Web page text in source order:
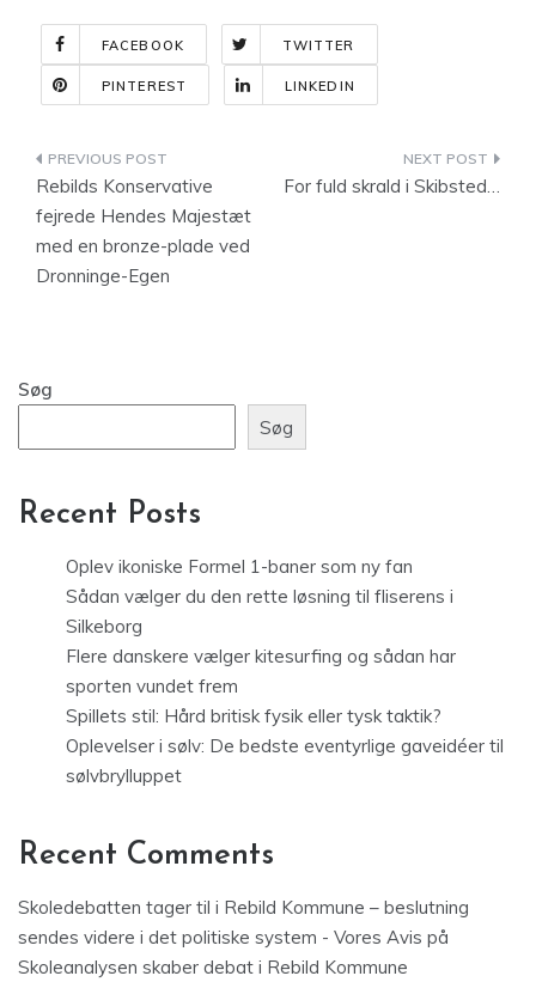
FACEBOOK TWITTER
PINTEREST LINKEDIN
Indlægsnavigation
Rebilds Konservative
fejrede Hendes Majestæt
med en bronze-plade ved
Dronninge-Egen
For fuld skrald i Skibsted…
Søg
Søg
Recent Posts
Oplev ikoniske Formel 1-baner som ny fan
Sådan vælger du den rette løsning til fliserens i
Silkeborg
Flere danskere vælger kitesurfing og sådan har
sporten vundet frem
Spillets stil: Hård britisk fysik eller tysk taktik?
Oplevelser i sølv: De bedste eventyrlige gaveidéer til
sølvbrylluppet
Recent Comments
Skoledebatten tager til i Rebild Kommune – beslutning
sendes videre i det politiske system - Vores Avis på
Skoleanalysen skaber debat i Rebild Kommune